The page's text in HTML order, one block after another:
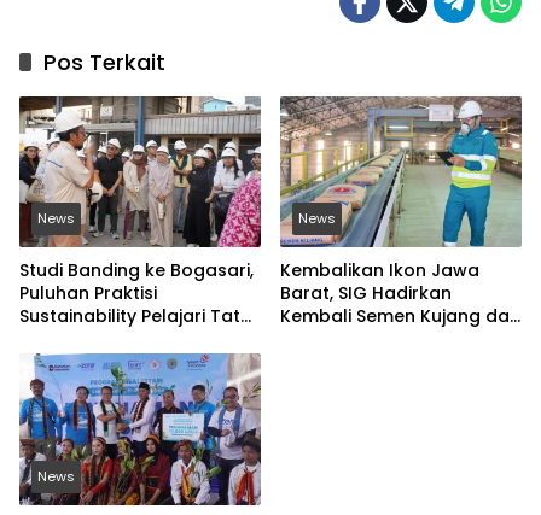
Pos Terkait
News
Studi Banding ke Bogasari,
Puluhan Praktisi
Sustainability Pelajari Tata
Berkelanjutan
News
Kembalikan Ikon Jawa
Barat, SIG Hadirkan
Kembali Semen Kujang dan
News